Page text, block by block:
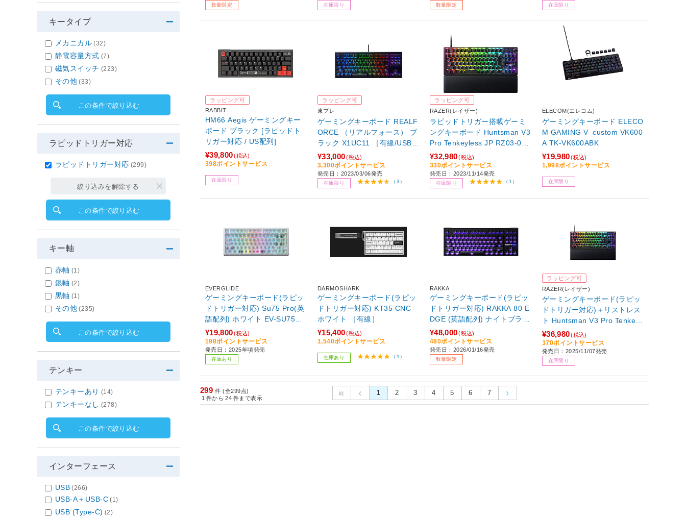
数量限定 在庫限り 数量限定 在庫限り
ラッピング可
RABBIT
HM66 Aegis ゲーミングキー
ボード ブラック [ラピッドト
リガー対応 / US配列]
¥39,800(税込)
398ポイントサービス
在庫限り
ラッピング可
東プレ
ゲーミングキーボード REALF
ORCE （リアルフォース） ブ
ラック X1UC11 ［有線/USB/
キー荷重：45g］
¥33,000(税込)
3,300ポイントサービス
発売日：2023/03/06発売
在庫限り （3）
ラッピング可
RAZER(レイザー)
ラピッドトリガー搭載ゲーミ
ングキーボード Huntsman V3
Pro Tenkeyless JP RZ03-049
81300-R3J1 日本語配列 ［有
線 /USB］
¥32,980(税込)
330ポイントサービス
発売日：2023/11/14発売
在庫限り （1）
ELECOM(エレコム)
ゲーミングキーボード ELECO
M GAMING V_custom VK600
A TK-VK600ABK
¥19,980(税込)
1,998ポイントサービス
在庫限り
EVERGLIDE
ゲーミングキーボード(ラピッ
ドトリガー対応) Su75 Pro(英
語配列) ホワイト EV-SU75PR
O-WH ［有線 /USB］
¥19,800(税込)
198ポイントサービス
発売日：2025年頃発売
在庫あり
DARMOSHARK
ゲーミングキーボード(ラピッ
ドトリガー対応) KT35 CNC
ホワイト ［有線］
¥15,400(税込)
1,540ポイントサービス
在庫あり （1）
RAKKA
ゲーミングキーボード(ラピッ
ドトリガー対応) RAKKA 80 E
DGE (英語配列) ナイトブラッ
ク RAKKA-80EDGE-BK ［有
線］ 【sof001】
¥48,000(税込)
480ポイントサービス
発売日：2026/01/16発売
数量限定
ラッピング可
RAZER(レイザー)
ゲーミングキーボード(ラピッ
ドトリガー対応)＋リストレス
ト Huntsman V3 Pro Tenkeyl
ess 8KHz JP ブラック RZ03-
05520700-R3J1 ［有線 /日本
語配列 /その他］ 【864】
¥36,980(税込)
370ポイントサービス
発売日：2025/11/07発売
在庫限り
299 件 (全299点)
1 件から 24 件まで表示
1 2 3 4 5 6 7
キータイプ
メカニカル (32)
静電容量方式 (7)
磁気スイッチ (223)
その他 (33)
この条件で絞り込む
ラピッドトリガー対応
ラピッドトリガー対応 (299)
絞り込みを解除する
この条件で絞り込む
キー軸
赤軸 (1)
銀軸 (2)
黒軸 (1)
その他 (235)
この条件で絞り込む
テンキー
テンキーあり (14)
テンキーなし (278)
この条件で絞り込む
インターフェース
USB (266)
USB-A＋USB-C (1)
USB (Type-C) (2)